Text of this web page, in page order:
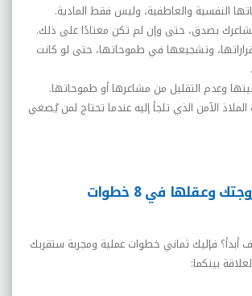
النفسية والعاطفية، وليس فقط المادية.
بصدق، حتى وإن لم تكن معتادًا على ذلك.
وتشجيعها في طموحاتها، حتى لو كانت
وعدم التقليل من مشاعرها أو طموحاتها.
الآمن الذي تلجأ إليه عندما تحتاج لمن يُصغي
وعقلها في 8 خطوات
أبدأ؟ فإليك ثماني خطوات عملية ومجربة ستقربك
بينكما: